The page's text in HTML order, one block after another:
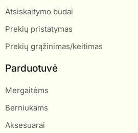
Atsiskaitymo būdai
Prekių pristatymas
Prekių grąžinimas/keitimas
Parduotuvė
Mergaitėms
Berniukams
Aksesuarai